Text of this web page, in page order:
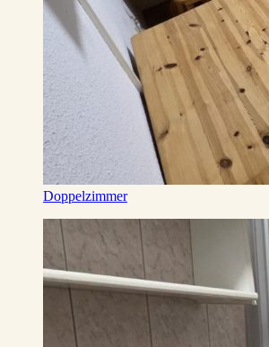
Doppelzimmer